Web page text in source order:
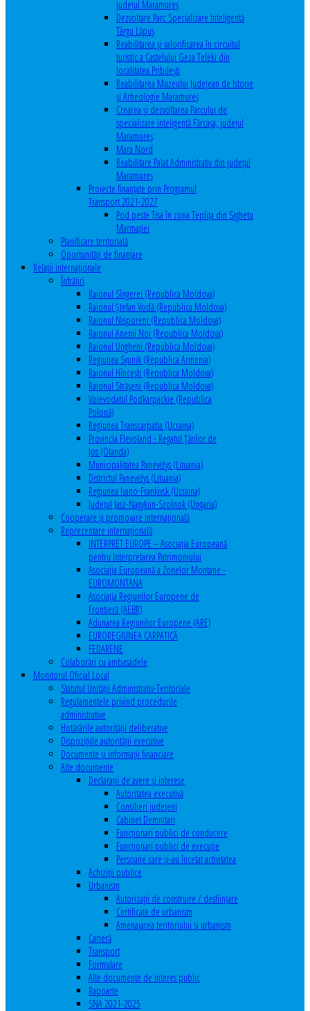
județul Maramureș
Dezvoltare Parc Specializare Inteligentă
Târgu Lăpuș
Reabilitarea și valorificarea în circuitul
turistic a Castelului Geza Teleki din
localitatea Pribilești
Reabilitarea Muzeului Județean de Istorie
și Arheologie Maramureș
Crearea și dezvoltarea Parcului de
specializare inteligentă Fărcașa, județul
Maramureș
Mara Nord
Reabilitare Palat Administrativ din județul
Maramureș
Proiecte finanțate prin Programul
Transport 2021-2027
Pod peste Tisa în zona Teplița din Sighetu
Marmației
Planificare teritorială
Oportunităţi de finanţare
Relaţii internaţionale
Înfrăţiri
Raionul Sîngerei (Republica Moldova)
Raionul Ștefan Vodă (Republica Moldova)
Raionul Nisporeni (Republica Moldova)
Raionul Anenii Noi (Republica Moldova)
Raionul Ungheni (Republica Moldova)
Regiunea Syunik (Republica Armenia)
Raionul Hîncești (Republica Moldova)
Raionul Străşeni (Republica Moldova)
Voievodatul Podkarpackie (Republica
Polonă)
Regiunea Transcarpatia (Ucraina)
Provincia Flevoland - Regatul Ţărilor de
Jos (Olanda)
Municipalitatea Panevėžys (Lituania)
Districtul Panevėžys (Lituania)
Regiunea Ivano-Frankivsk (Ucraina)
Judeţul Jasz-Nagykun-Szolnok (Ungaria)
Cooperare şi promovare internaţională
Reprezentare internaţională
INTERPRET EUROPE – Asociația Europeană
pentru Interpretarea Patrimoniului
Asociația Europeană a Zonelor Montane -
EUROMONTANA
Asociația Regiunilor Europene de
Frontieră (AEBR)
Adunarea Regiunilor Europene (ARE)
EUROREGIUNEA CARPATICĂ
FEDARENE
Colaborări cu ambasadele
Monitorul Oficial Local
Statutul Unităţii Administrativ-Teritoriale
Regulamentele privind procedurile
administrative
Hotărârile autorităţii deliberative
Dispoziţiile autorităţii executive
Documente şi informaţii financiare
Alte documente
Declaraţii de avere şi interese
Autoritatea executivă
Consilieri judeţeni
Cabinet Demnitari
Funcţionari publici de conducere
Funcționari publici de execuție
Persoane care şi-au încetat activitatea
Achiziţii publice
Urbanism
Autorizații de construire / desființare
Certificate de urbanism
Amenajarea teritoriului şi urbanism
Carieră
Transport
Formulare
Alte documente de interes public
Rapoarte
SNA 2021-2025